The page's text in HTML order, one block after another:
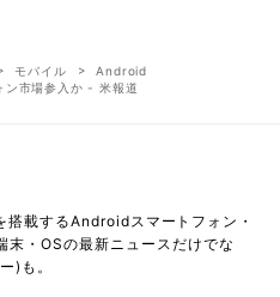
モバイル
Android
市場参入か - 米報道
載するAndroidスマートフォン・
末・OSの最新ニュースだけでな
)も。